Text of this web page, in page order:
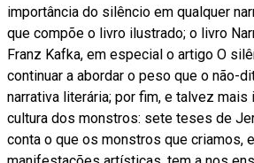
importância do silêncio em qualquer
que compõe o livro ilustrado; o livro
Franz Kafka, em especial o artigo O
continuar a abordar o peso que o não-
narrativa literária; por fim, e talvez mais
cultura dos monstros: sete teses de
conta o que os monstros que criamos,